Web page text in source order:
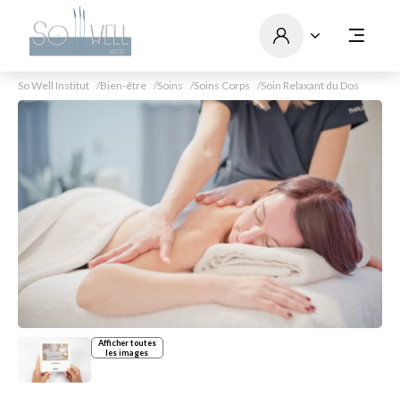
So Well Institut Bien-être Soins Soins Corps Soin Relaxant du Dos
Afficher toutes
les images